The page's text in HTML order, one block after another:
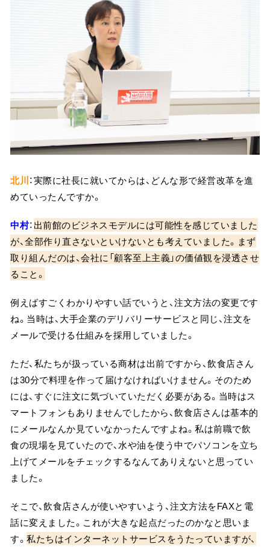
北川：実際に社長に就いてからは、どんな形で経営改革を進
めていったんですか。
中村：出前館のビジネスモデルには可能性を感じていました
が、全部作り直さないといけないとも考えていました。まず
取り組んだのは、会社に「顧客至上主義」の価値観を浸透させ
ること。
例えばすごくわかりやすい話でいうと、注文方法の変更です
ね。当時は、大手企業のデリバリーサービスと同じ、注文を
メールで受ける仕組みを採用していました。
ただ、私たちが扱っている商材は出前ですから、飲食店さん
は30分で料理を作って届けなければいけません。そのため
には、すぐに注文に気づいていただく必要がある。当時はス
マートフォンもありませんでしたから、飲食店さんは基本的
にメールなんか見ていなかったんですよね。私は前職で飲
食の現場を見ていたので、水や油を使う中でパソコンを立ち
上げてメールをチェックするなんてありえないと思ってい
ました。
そこで、飲食店さんが使いやすいよう、注文方法をFAXと電
話に変えました。これが大きな起点だったのかなと思いま
す。 私たちはインターネットサービスをうたっていますが、